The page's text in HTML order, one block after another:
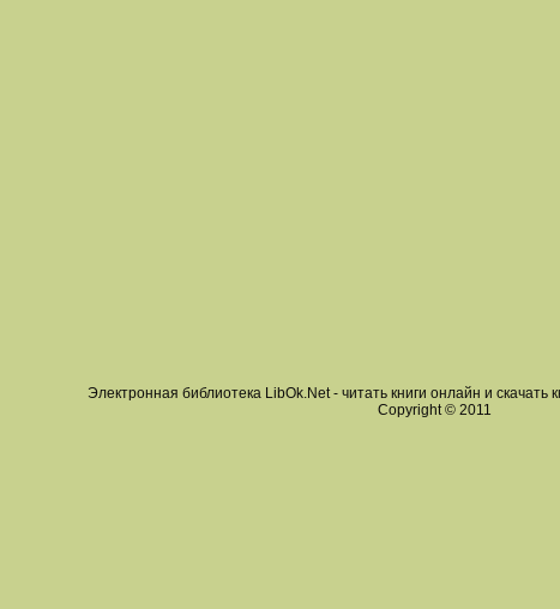
Электронная библиотека LibOk.Net - читать книги онлайн и скачать
Copyright © 2011